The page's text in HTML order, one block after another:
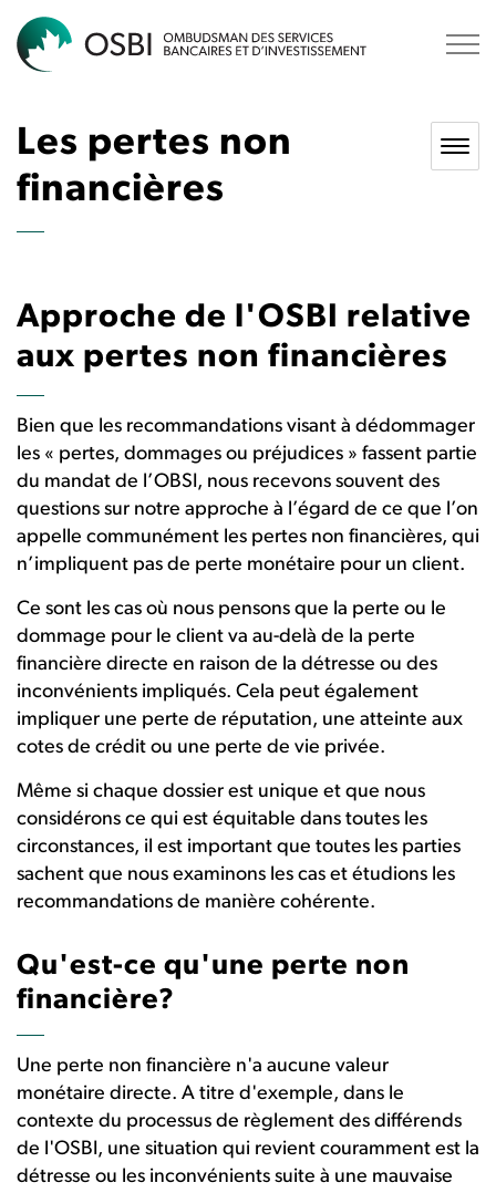
Les pertes non
financières
Approche de l'OSBI relative
aux pertes non financières
Bien que les recommandations visant à dédommager
les « pertes, dommages ou préjudices » fassent partie
du mandat de l’OBSI, nous recevons souvent des
questions sur notre approche à l’égard de ce que l’on
appelle communément les pertes non financières, qui
n’impliquent pas de perte monétaire pour un client.
Ce sont les cas où nous pensons que la perte ou le
dommage pour le client va au-delà de la perte
financière directe en raison de la détresse ou des
inconvénients impliqués. Cela peut également
impliquer une perte de réputation, une atteinte aux
cotes de crédit ou une perte de vie privée.
Même si chaque dossier est unique et que nous
considérons ce qui est équitable dans toutes les
circonstances, il est important que toutes les parties
sachent que nous examinons les cas et étudions les
recommandations de manière cohérente.
Qu'est-ce qu'une perte non
financière?
Une perte non financière n'a aucune valeur
monétaire directe. A titre d'exemple, dans le
contexte du processus de règlement des différends
de l'OSBI, une situation qui revient couramment est la
détresse ou les inconvénients suite à une mauvaise